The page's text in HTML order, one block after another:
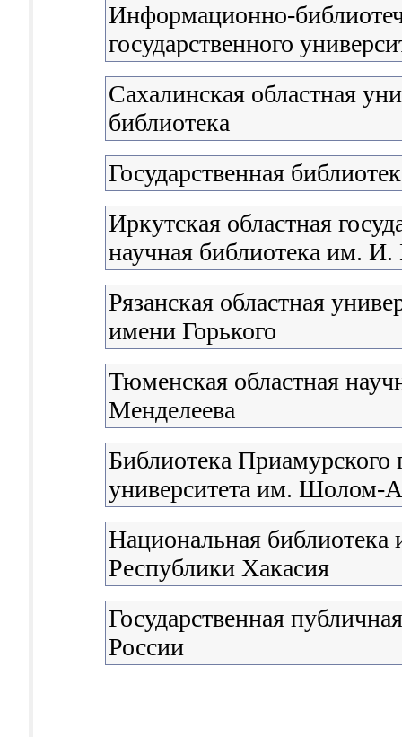
Информационно-
государственного
Сахалинская областная
библиотека
Государственная
Иркутская областная
научная библиотека им.
Рязанская областная
имени Горького
Тюменская областная
Менделеева
Библиотека Приамурского
университета им. Шолом-
Национальная
Республики Хакасия
Государственная
России